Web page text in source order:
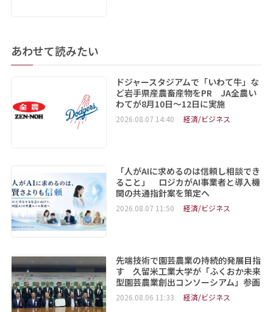
あわせて読みたい
ドジャースタジアムで「いわて牛」な
ど岩手県産農畜産物をPR JA全農い
わてが8月10日～12日に実施
2026.08.07 14:40 経済/ビジネス
「人がAIに求めるのは信頼し相談でき
ること」 ロジカがAI事業者と導入機
関の共通指針案を策定へ
2026.08.07 11:50 経済/ビジネス
先端技術で園芸農業の持続的発展目指
す 久留米工業大学が「ふくおか未来
型園芸農業創出コンソーシアム」参画
2026.08.06 11:33 経済/ビジネス